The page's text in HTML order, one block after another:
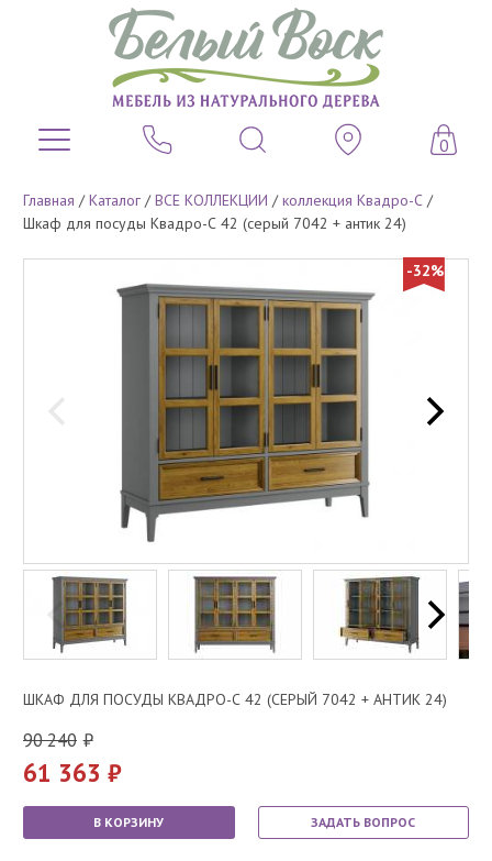
0
Главная /Каталог /ВСЕ КОЛЛЕКЦИИ /коллекция Квадро-С /
Шкаф для посуды Квадро-С 42 (серый 7042 + антик 24)
-32%
ШКАФ ДЛЯ ПОСУДЫ КВАДРО-С 42 (СЕРЫЙ 7042 + АНТИК 24)
90 240
61 363
В КОРЗИНУ ЗАДАТЬ ВОПРОС